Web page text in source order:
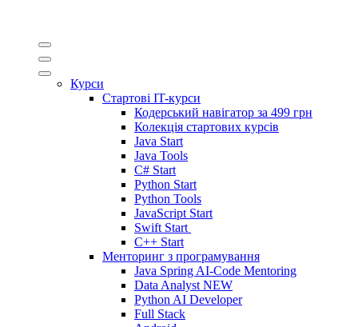
Курси
Стартові IT-курси
Кодерський навігатор за 499 грн
Колекція стартових курсів
Java Start
Java Tools
C# Start
Python Start
Python Tools
JavaScript Start
Swift Start
C++ Start
Менторинг з програмування
Java Spring AI-Code Mentoring
Data Analyst NEW
Python AI Developer
Full Stack